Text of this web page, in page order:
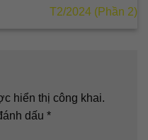
T2/2024 (Phần 2)
hiển thị công khai.
dấu *